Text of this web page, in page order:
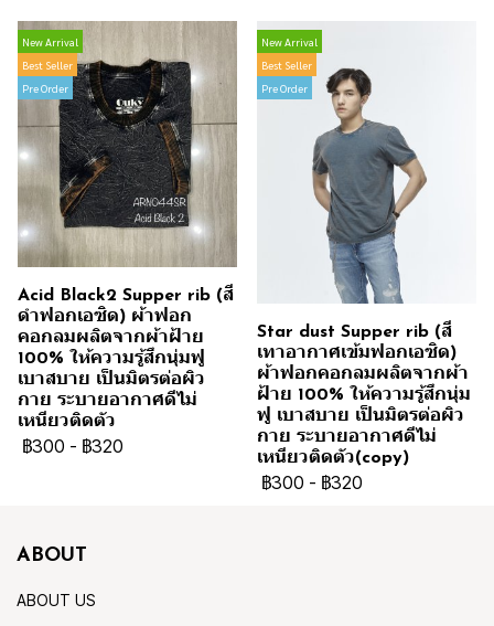
New Arrival
Best Seller
Pre Order
Acid Black2 Supper rib (สี
ดำฟอกเอซิด) ผ้าฟอก
คอกลมผลิตจากผ้าฝ้าย
100% ให้ความรู้สึกนุ่มฟู
เบาสบาย เป็นมิตรต่อผิว
กาย ระบายอากาศดีไม่
เหนียวติดตัว
฿300 - ฿320
New Arrival
Best Seller
Pre Order
Star dust Supper rib (สี
เทาอากาศเข้มฟอกเอซิด)
ผ้าฟอกคอกลมผลิตจากผ้า
ฝ้าย 100% ให้ความรู้สึกนุ่ม
ฟู เบาสบาย เป็นมิตรต่อผิว
กาย ระบายอากาศดีไม่
เหนียวติดตัว(copy)
฿300 - ฿320
ABOUT
ABOUT US